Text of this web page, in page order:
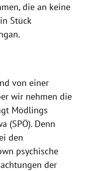
die an keine
Stück
von einer
wir nehmen die
Mödlings
(SPÖ). Denn
den
psychische
der